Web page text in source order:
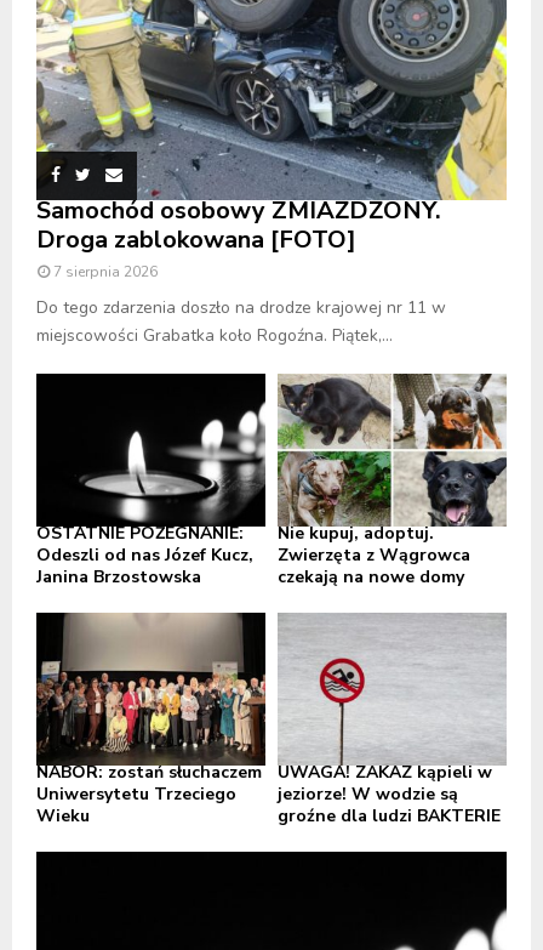
Samochód osobowy ZMIAŻDŻONY.
Droga zablokowana [FOTO]
7 sierpnia 2026
Do tego zdarzenia doszło na drodze krajowej nr 11 w
miejscowości Grabatka koło Rogoźna. Piątek,...
OSTATNIE POŻEGNANIE:
Odeszli od nas Józef Kucz,
Janina Brzostowska
Nie kupuj, adoptuj.
Zwierzęta z Wągrowca
czekają na nowe domy
NABÓR: zostań słuchaczem
Uniwersytetu Trzeciego
Wieku
UWAGA! ZAKAZ kąpieli w
jeziorze! W wodzie są
groźne dla ludzi BAKTERIE